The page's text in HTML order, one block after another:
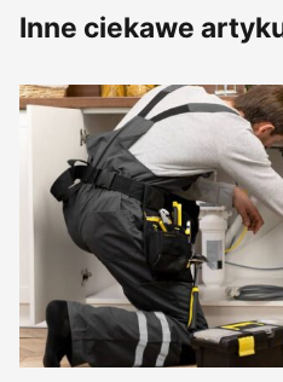
Inne ciekawe